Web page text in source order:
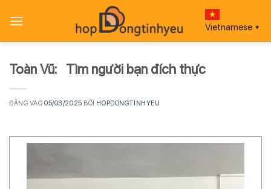
qua
Vietnamese ▼
Toàn Vũ: Tìm người bạn đích thực
ĐĂNG VÀO05/03/2025 BỞI HOPDONGTINHYEU